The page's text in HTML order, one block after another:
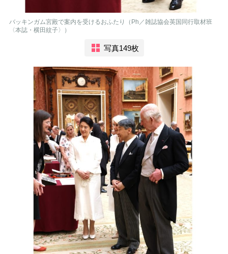
バッキンガム宮殿で案内を受けるおふたり（Ph／雑誌協会英国同行取材班
〈本誌・横田紋子〉）
写真149枚